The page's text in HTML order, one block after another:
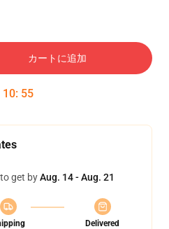
カートに追加
10: 54
get byAug. 14 - Aug. 21
Delivered